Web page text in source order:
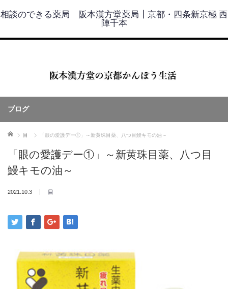
相談のできる薬局 阪本漢方堂薬局┃京都・四条新京極 西
陣千本
ブログ
ホーム 目 「眼の愛護デー①」～新黄珠目薬、八つ目鰻キモの油～
「眼の愛護デー①」～新黄珠目薬、八つ目
鰻キモの油～
2021.10.3 目